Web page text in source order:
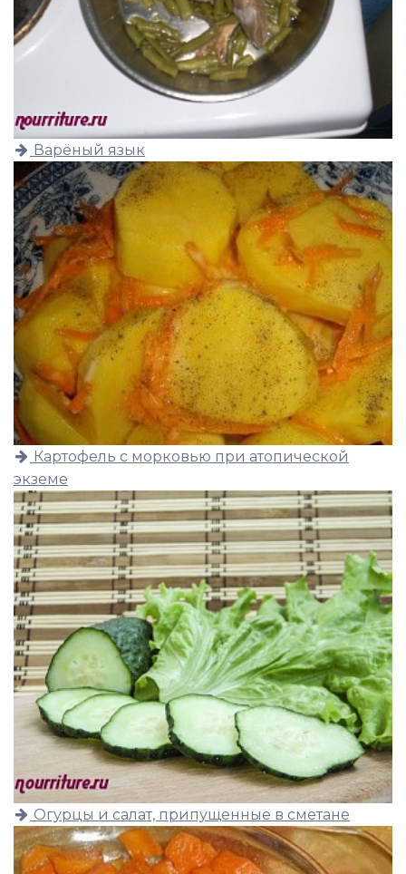
Варёный язык
Картофель с морковью при атопической
экземе
Огурцы и салат, припущенные в сметане